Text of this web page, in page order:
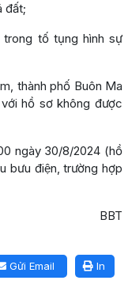
đất;
trong tố tụng hình sự
thành phố Buôn Ma
hồ sơ không được
ngày 30/8/2024 (hồ
bưu điện, trường hợp
BBT
In
Gửi Email